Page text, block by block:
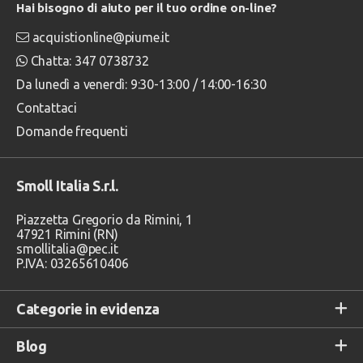
Categorie in evidenza
Blog
Hai bisogno di aiuto per il tuo ordine on-line?
acquistionline@piume.it
Chatta: 347 0738732
Da lunedì a venerdì: 9:30-13:00 / 14:00-16:30
Contattaci
Domande frequenti
Smoll Italia S.r.l.
Piazzetta Gregorio da Rimini, 1
47921 Rimini (RN)
smollitalia@pec.it
P.IVA: 03265610406